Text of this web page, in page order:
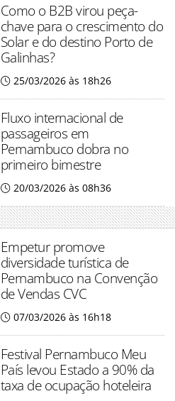
Como o B2B virou peça-
chave para o crescimento do
Solar e do destino Porto de
Galinhas?
25/03/2026 às 18h26
Fluxo internacional de
passageiros em
Pernambuco dobra no
primeiro bimestre
20/03/2026 às 08h36
Empetur promove
diversidade turística de
Pernambuco na Convenção
de Vendas CVC
07/03/2026 às 16h18
Festival Pernambuco Meu
País levou Estado a 90% da
taxa de ocupação hoteleira